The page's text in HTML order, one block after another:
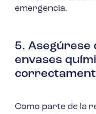
emergencia.
5. Asegúrese
envases
Como parte de la